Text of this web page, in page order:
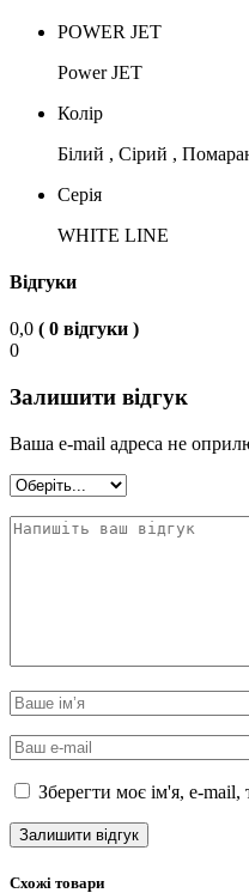
POWER JET
Power JET
Колір
Білий , Сірий ,
Серія
WHITE LINE
Відгуки
0,0 ( 0 відгуки )
0
Залишити відгук
Ваша e-mail адреса не
Зберегти моє ім'я, e-mail,
Схожі товари